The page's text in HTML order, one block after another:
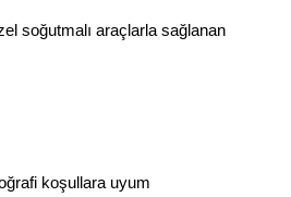
soğutmalı araçlarla sağlanan
koşullara uyum